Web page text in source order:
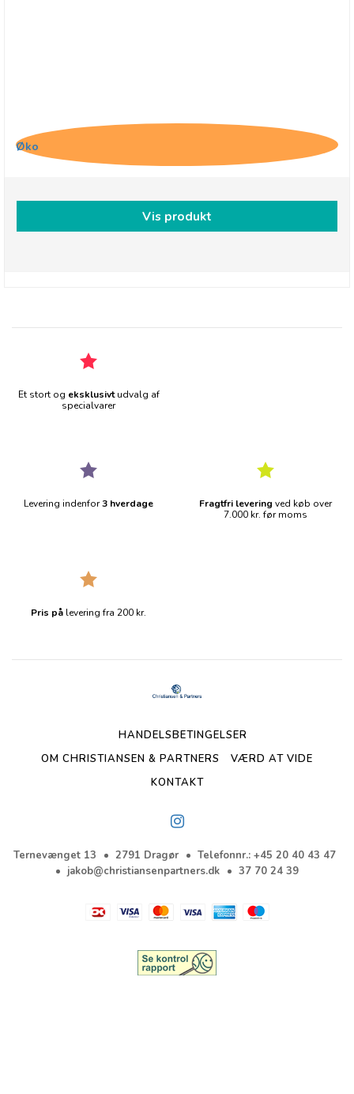
Øko
Vis produkt
Et stort og eksklusivtudvalg af
specialvarer
Levering indenfor3 hverdage Fragtfri levering ved køb over
7.000 kr. før moms
Pris på levering fra 200 kr.
HANDELSBETINGELSER
OM CHRISTIANSEN & PARTNERS
VÆRD AT VIDE
KONTAKT
Ternevænget 13 2791 Dragør Telefonnr.: +45 20 40 43 47
jakob@christiansenpartners.dk
37 70 24 39